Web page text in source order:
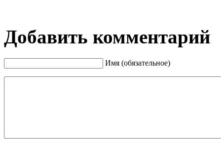
Добавить комментарий
Имя (обязательное)